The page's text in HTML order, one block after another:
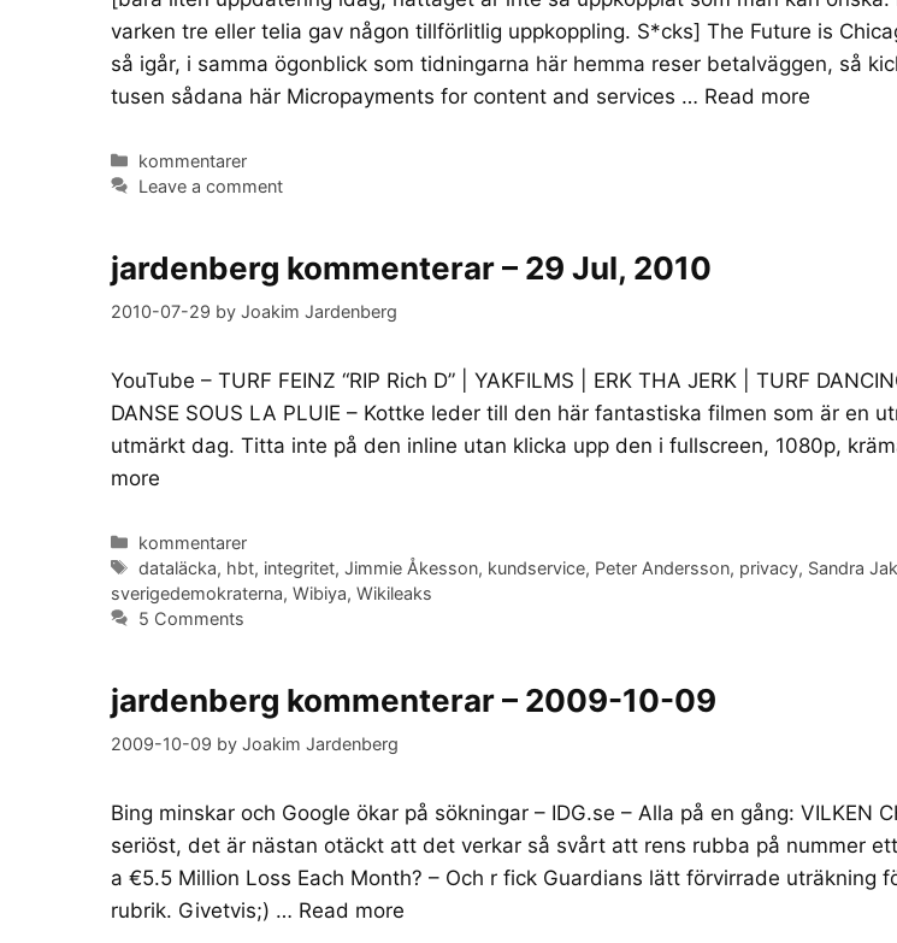
varken tre eller telia gav någon tillförlitlig uppkoppling. S*cks] The Future is
så igår, i samma ögonblick som tidningarna här hemma reser betalväggen, så
tusen sådana här Micropayments for content and services … Read more
Categories
kommentarer
Leave a comment
jardenberg kommenterar – 29 Jul, 2010
2010-07-29 by Joakim Jardenberg
YouTube – TURF FEINZ “RIP Rich D” | YAKFILMS | ERK THA JERK | TURF
DANSE SOUS LA PLUIE – Kottke leder till den här fantastiska filmen som är en
utmärkt dag. Titta inte på den inline utan klicka upp den i fullscreen, 1080p,
more
Categories
kommentarer
Tags
dataläcka, hbt, integritet,Jimmie Åkesson, kundservice, Peter Andersson, privacy, Sandra
sverigedemokraterna, Wibiya, Wikileaks
5 Comments
jardenberg kommenterar – 2009-10-09
2009-10-09 by Joakim Jardenberg
Bing minskar och Google ökar på sökningar – IDG.se – Alla på en gång: VILKEN
seriöst, det är nästan otäckt att det verkar så svårt att rens rubba på nummer
a €5.5 Million Loss Each Month? – Och r fick Guardians lätt förvirrade uträkning
rubrik. Givetvis;) … Read more